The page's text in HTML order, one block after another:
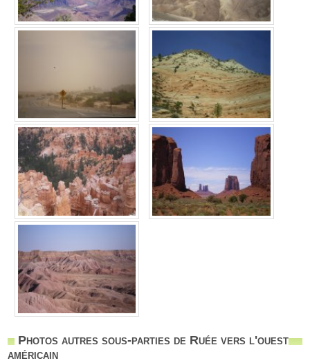
Photos autres sous-parties de Ruée vers l'ouest
américain